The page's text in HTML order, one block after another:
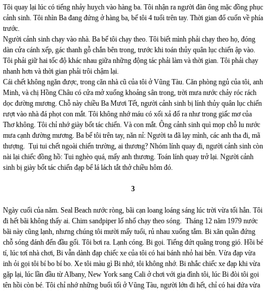
Tôi quay lại lúc có tiếng nhảy huỵch vào hàng ba. Tôi nhận ra người đàn ông mặc đồng phục
cảnh sinh. Tôi nhìn Ba đang đứng ở hàng ba, bế tôi 4 tuổi trên tay. Thời gian đổ cuốn về phía
trước.
Người cảnh sinh chạy vào nhà. Ba bế tôi chạy theo. Tôi biết mình phải chạy theo họ, đóng
dàn cửa cánh xếp, gác thanh gỗ chắn bên trong, trước khi toán thủy quân lục chiến ập vào.
Tôi phải giữ hai tốc độ khác nhau giữa những động tác phải làm và thời gian. Tôi phải chạy
nhanh hơn và thời gian phải trôi chậm lại.
Cái chết không ngăn được, trong căn nhà cũ của tôi ở Vũng Tàu. Căn phòng ngủ của tôi, anh
Minh, và chị Hồng Châu có cửa mở xuống khoảng sân trong, trời mưa nước chảy róc rách
dọc đường mương. Chỗ này chiều Ba Mươi Tết, người cảnh sinh bị lính thủy quân lục chiến
rượt vào nhà đá phọt con mắt. Tôi không nhớ máu có xối xả đổ ra như trong giấc mơ của
Thơ không. Tôi chỉ nhớ giày bốt tác chiến. Và con mắt. Ông cảnh sinh quì mọp chỗ lu nước
mưa cạnh đường mương. Ba bế tôi trên tay, năn nỉ: Người ta đã lạy mình, các anh tha đi, mã
thượng. Tụi tui chết ngoài chiến trường, ai thương? Nhóm lính quay đi, người cảnh sinh còn
nài lại chiếc đồng hồ: Tui nghèo quá, mấy anh thương. Toán lính quay trở lại. Người cảnh
sinh bị giày bốt tác chiến đạp bể lá lách tắt thở chiều hôm đó.
3
Ngày cuối của năm. Seal Beach nước ròng, bãi cạn loang loáng sáng lúc trời vừa tối hẳn. Tôi
đi hết bãi không thấy ai. Chim sandpiper lố nhố chạy theo sóng. Tháng 12 năm 1979 nước
bãi này cũng lạnh, nhưng chúng tôi mười mấy tuổi, rủ nhau xuống tắm. Bi xăn quần đứng
chỗ sóng đánh đến đầu gối. Tôi bơi ra. Lạnh cóng. Bi gọi. Tiếng đứt quãng trong gió. Hồi bé
tí, lúc tơí nhà chơi, Bi vẫn dành đạp chiếc xe của tôi có hai bánh nhỏ hai bên. Vừa đạp vừa
inh ỏi gọi tôi bí bo bí bo. Xe tôi màu gì Bi nhớ, tôi không nhớ. Bi nhắc chiếc xe đạp khi vừa
gặp lại, lúc lần đầu từ Albany, New York sang Cali ở chơi với gia đình tôi, lúc Bi đòi tôi gọi
tên hồi còn bé. Tôi chỉ nhớ những buổi tối ở Vũng Tàu, người lớn đi hết, chỉ có hai đứa vừa